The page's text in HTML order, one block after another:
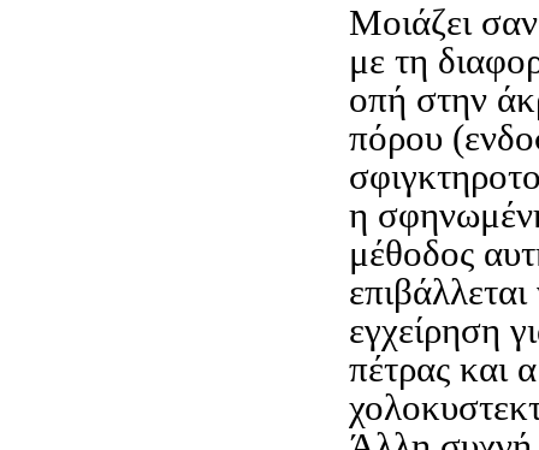
Μοιάζει
με τη
οπή στην
πόρου
η
μέθοδος
εγχείρηση
πέτρας και